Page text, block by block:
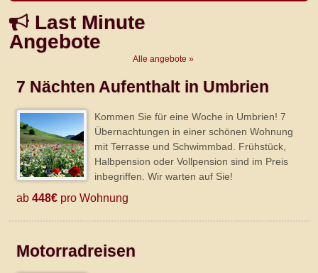
Last Minute
Angebote
Alle angebote »
7 Nächten Aufenthalt in Umbrien
Kommen Sie für eine Woche in Umbrien! 7
Übernachtungen in einer schönen Wohnung
mit Terrasse und Schwimmbad. Frühstück,
Halbpension oder Vollpension sind im Preis
inbegriffen. Wir warten auf Sie!
ab448€ pro Wohnung
Motorradreisen